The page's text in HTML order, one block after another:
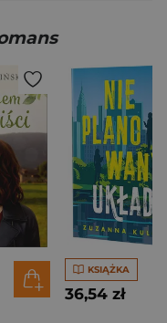
KSIĄŻKA
36,54 zł